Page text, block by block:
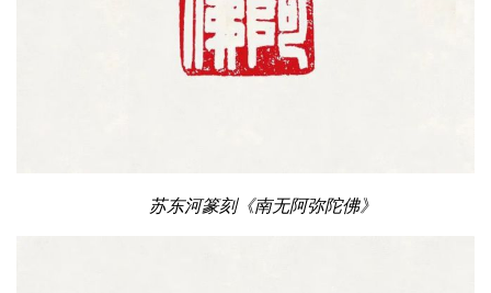
苏东河篆刻《南无阿弥陀佛》